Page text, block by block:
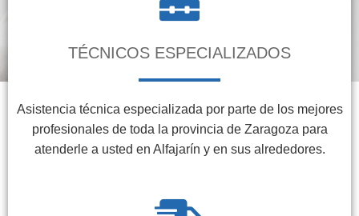
TÉCNICOS ESPECIALIZADOS
Asistencia técnica especializada por parte de los mejores
profesionales de toda la provincia de Zaragoza para
atenderle a usted en Alfajarín y en sus alrededores.